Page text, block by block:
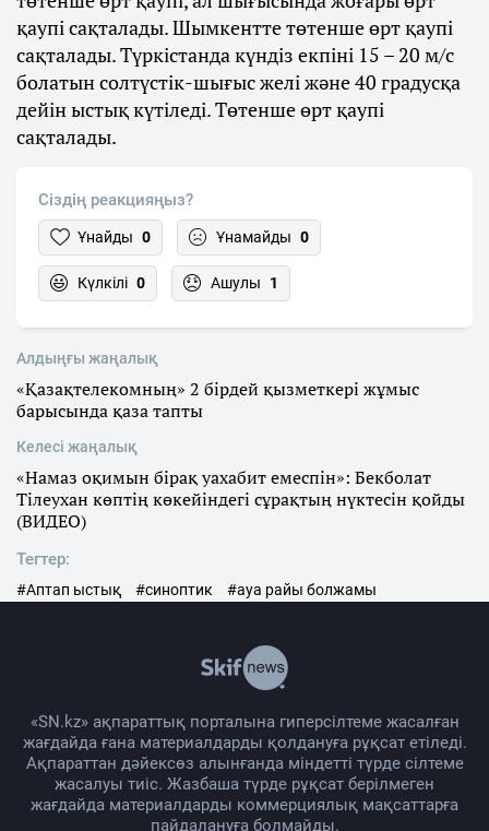
қаупі сақталады. Шымкентте төтенше өрт қаупі
сақталады. Түркістанда күндіз екпіні 15 – 20 м/с
болатын солтүстік-шығыс желі және 40 градусқа
дейін ыстық күтіледі. Төтенше өрт қаупі
сақталады.
Сіздің реакцияңыз?
Ұнайды 0 Ұнамайды 0
Күлкілі 0 Ашулы 1
Алдыңғы жаңалық
«Қазақтелекомның» 2 бірдей қызметкері жұмыс
барысында қаза тапты
Келесі жаңалық
«Намаз оқимын бірақ уахабит емеспін»: Бекболат
Тілеухан көптің көкейіндегі сұрақтың нүктесін қойды
(ВИДЕО)
Тегтер:
#Аптап ыстық #синоптик #ауа райы болжамы
«SN.kz» ақпараттық порталына гиперсілтеме жасалған
жағдайда ғана материалдарды қолдануға рұқсат етіледі.
Ақпараттан дәйексөз алынғанда міндетті түрде сілтеме
жасалуы тиіс. Жазбаша түрде рұқсат берілмеген
жағдайда материалдарды коммерциялық мақсаттарға
пайдалануға болмайды.